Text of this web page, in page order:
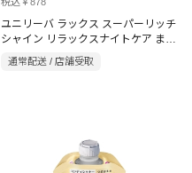
ユニリーバ ラックス スーパーリッチ
シャイン リラックスナイトケア まと
まりコンディショナー 詰替 840g
通常配送 / 店舗受取